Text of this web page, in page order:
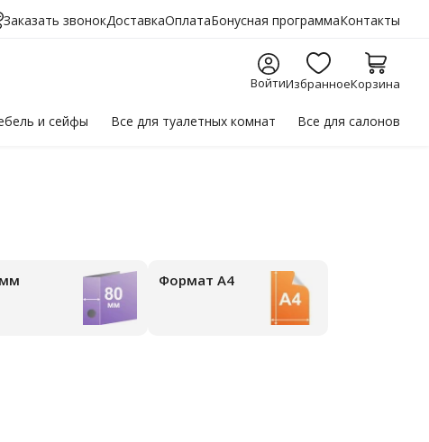
Заказать звонокДоставкаОплатаБонусная программаКонтакты
ВойтиИзбранноеКорзина
и сейфы Все для туалетных комнат Все для салонов
мм Формат А4